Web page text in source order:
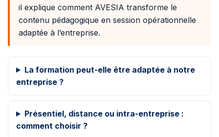
il explique comment AVESIA transforme le
contenu pédagogique en session opérationnelle
adaptée à l’entreprise.
La formation peut-elle être adaptée à notre
entreprise ?
Présentiel, distance ou intra-entreprise :
comment choisir ?